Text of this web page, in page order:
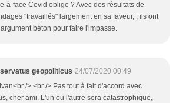
à-face Covid oblige ? Avec des résultats de
"travaillés" largement en sa faveur, , ils ont
béton pour faire l'impasse.
geopoliticus 24/07/2020 00:49
/> <br /> Pas tout à fait d'accord avec
cher ami. L'un ou l'autre sera catastrophique,